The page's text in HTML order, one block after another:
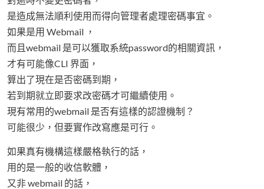
是造成無法順利使用而得向管理者處理密碼事宜。
如果是用 Webmail ，
而且webmail 是可以獲取系統password的相關資訊，
才有可能像CLI 界面，
算出了現在是否密碼到期，
若到期就立即要求改密碼才可繼續使用。
現有常用的webmail 是否有這樣的認證機制？
可能很少，但要實作改寫應是可行。
如果真有機構這樣嚴格執行的話，
用的是一般的收信軟體，
又非 webmail 的話，